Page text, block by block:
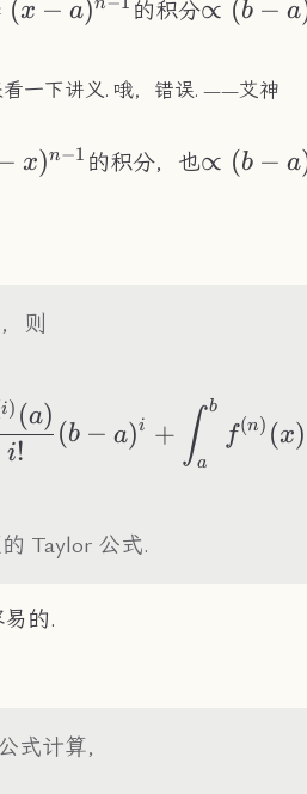
(x − a) 的积分∝ (b − a
一下讲义. 哦，错误. ——艾神
x)n−1 的积分，也∝ (b − a
，则
i!
i) (a)
(b − a)i + ∫a
b
f(n) (x)
Taylor 公式.
的.
式计算，